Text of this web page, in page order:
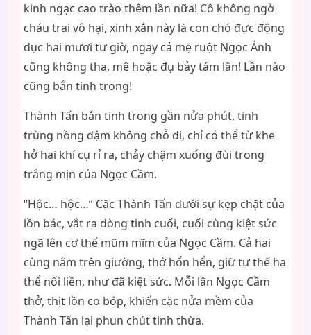
kinh ngạc cao trào thêm lần nữa! Cô không ngờ
cháu trai vô hại, xinh xắn này là con chó đực động
dục hai mươi tư giờ, ngay cả mẹ ruột Ngọc Ánh
cũng không tha, mê hoặc đụ bảy tám lần! Lần nào
cũng bắn tinh trong!
Thành Tấn bắn tinh trong gần nửa phút, tinh
trùng nồng đậm không chỗ đi, chỉ có thể từ khe
hở hai khí cụ rỉ ra, chảy chậm xuống đùi trong
trắng mịn của Ngọc Cầm.
“Hộc… hộc…” Cặc Thành Tấn dưới sự kẹp chặt của
lồn bác, vắt ra dòng tinh cuối, cuối cùng kiệt sức
ngã lên cơ thể mũm mĩm của Ngọc Cầm. Cả hai
cùng nằm trên giường, thở hổn hển, giữ tư thế hạ
thể nối liền, như đã kiệt sức. Mỗi lần Ngọc Cầm
thở, thịt lồn co bóp, khiến cặc nửa mềm của
Thành Tấn lại phun chút tinh thừa.